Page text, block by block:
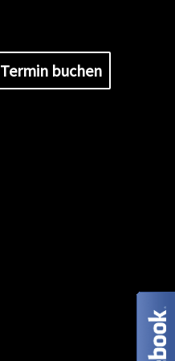
Termin buchen